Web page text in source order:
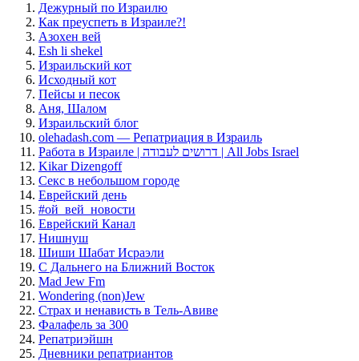
Дежурный по Израилю
Как преуспеть в Израиле?!
Азохен вей
Esh li shekel
Израильский кот
Исходный кот
Пейсы и песок
Аня, Шалом
Израильский блог
olehadash.com — Репатриация в Израиль
Работа в Израиле | דרושים לעבודה | All Jobs Israel
Kikar Dizengoff
Секс в небольшом городе
Еврейский день
#ой_вей_новости
Еврейский Канал
Нишнуш
Шиши Шабат Исраэли
С Дальнего на Ближний Восток
Mad Jew Fm
Wondering (non)Jew
Страх и ненависть в Тель-Авиве
Фалафель за 300
Репатриэйшн
Дневники репатриантов